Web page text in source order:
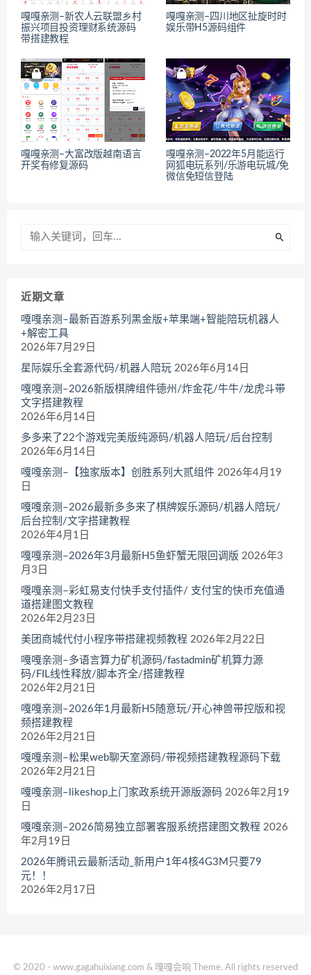
嘎嘎亲测–新农人云联盟乡村
振兴项目投资理财系统源码
带搭建教程
嘎嘎亲测–四川地区扯旋时时
娱乐带H5源码组件
嘎嘎亲测–大富改版越南语言
开奖有修复源码
嘎嘎亲测–2022年5月能运行
网狐电玩系列/乐游电玩城/免
微信免短信登陆
近期文章
嘎嘎亲测–最新百游系列黑金版+苹果端+智能陪玩机器人
+解密工具
2026年7月29日
星际娱乐全套源代码/机器人陪玩 2026年6月14日
嘎嘎亲测–2026新版棋牌组件德州/炸金花/牛牛/龙虎斗带
文字搭建教程
2026年6月14日
多多来了22个游戏完美版纯源码/机器人陪玩/后台控制
2026年6月14日
嘎嘎亲测–【独家版本】创胜系列大贰组件 2026年4月19
日
嘎嘎亲测–2026最新多多来了棋牌娱乐源码/机器人陪玩/
后台控制/文字搭建教程
2026年4月1日
嘎嘎亲测–2026年3月最新H5鱼虾蟹无限回调版 2026年3
月3日
嘎嘎亲测–彩虹易支付快手支付插件/ 支付宝的快币充值通
道搭建图文教程
2026年2月23日
美团商城代付小程序带搭建视频教程 2026年2月22日
嘎嘎亲测–多语言算力矿机源码/fastadmin矿机算力源
码/FIL线性释放/脚本齐全/搭建教程
2026年2月21日
嘎嘎亲测–2026年1月最新H5随意玩/开心神兽带控版和视
频搭建教程
2026年2月21日
嘎嘎亲测–松果web聊天室源码/带视频搭建教程源码下载
2026年2月21日
嘎嘎亲测–likeshop上门家政系统开源版源码 2026年2月19
日
嘎嘎亲测–2026简易独立部署客服系统搭建图文教程 2026
年2月19日
2026年腾讯云最新活动_新用户1年4核4G3M只要79
元！！
2026年2月17日
© 2020 - www.gagahuixiang.com & 嘎嘎会响 Theme. All rights reserved